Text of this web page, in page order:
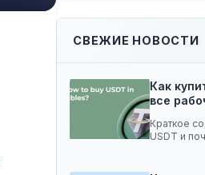
СВЕЖИЕ НОВОСТИ
Как
все
Краткое
USDT и